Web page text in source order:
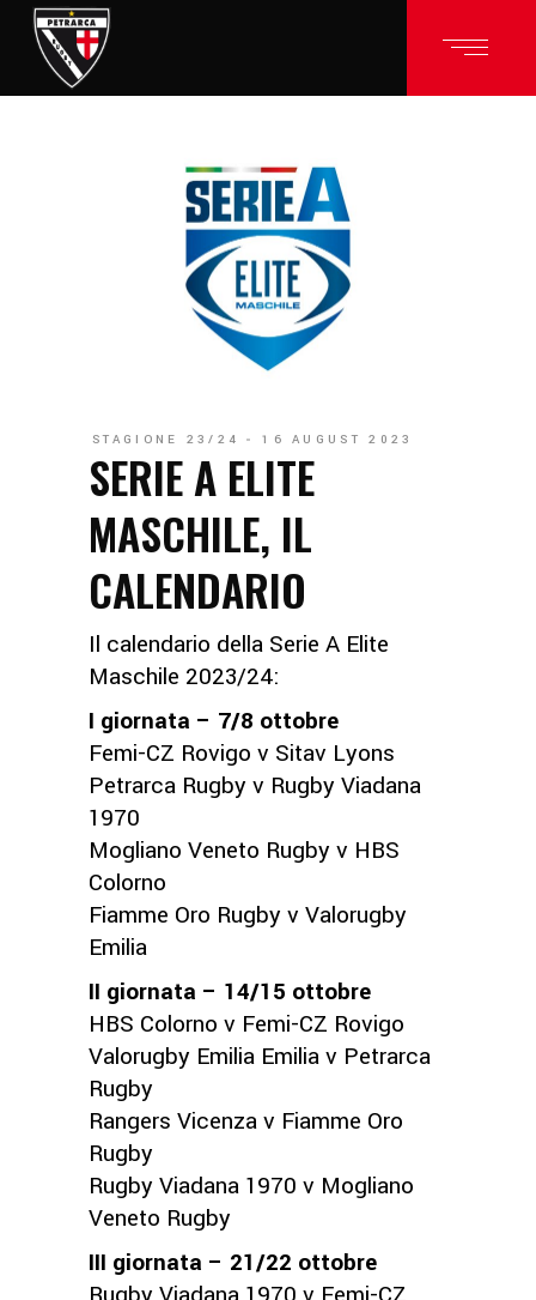
STAGIONE 23/24 16 AUGUST 2023
SERIE A ELITE
MASCHILE, IL
CALENDARIO
Il calendario della Serie A Elite
Maschile 2023/24:
I giornata – 7/8 ottobre
Femi-CZ Rovigo v Sitav Lyons
Petrarca Rugby v Rugby Viadana
1970
Mogliano Veneto Rugby v HBS
Colorno
Fiamme Oro Rugby v Valorugby
Emilia
II giornata – 14/15 ottobre
HBS Colorno v Femi-CZ Rovigo
Valorugby Emilia Emilia v Petrarca
Rugby
Rangers Vicenza v Fiamme Oro
Rugby
Rugby Viadana 1970 v Mogliano
Veneto Rugby
III giornata – 21/22 ottobre